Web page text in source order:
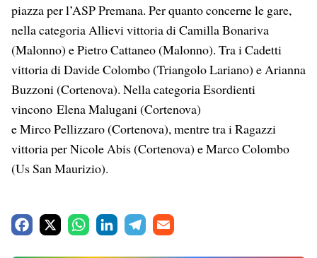
piazza per l’ASP Premana. Per quanto concerne le gare,
nella categoria Allievi vittoria di Camilla Bonariva
(Malonno) e Pietro Cattaneo (Malonno). Tra i Cadetti
vittoria di Davide Colombo (Triangolo Lariano) e Arianna
Buzzoni (Cortenova). Nella categoria Esordienti
vincono Elena Malugani (Cortenova)
e Mirco Pellizzaro (Cortenova), mentre tra i Ragazzi
vittoria per Nicole Abis (Cortenova) e Marco Colombo
(Us San Maurizio).
X
W